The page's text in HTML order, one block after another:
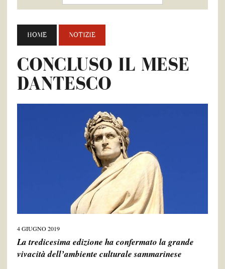
HOME NOTIZIE
CONCLUSO IL MESE
DANTESCO
4 GIUGNO 2019
La tredicesima edizione ha confermato la grande
vivacità dell’ambiente culturale sammarinese